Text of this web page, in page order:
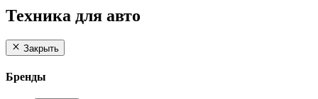
Техника для авто
Закрыть
Бренды